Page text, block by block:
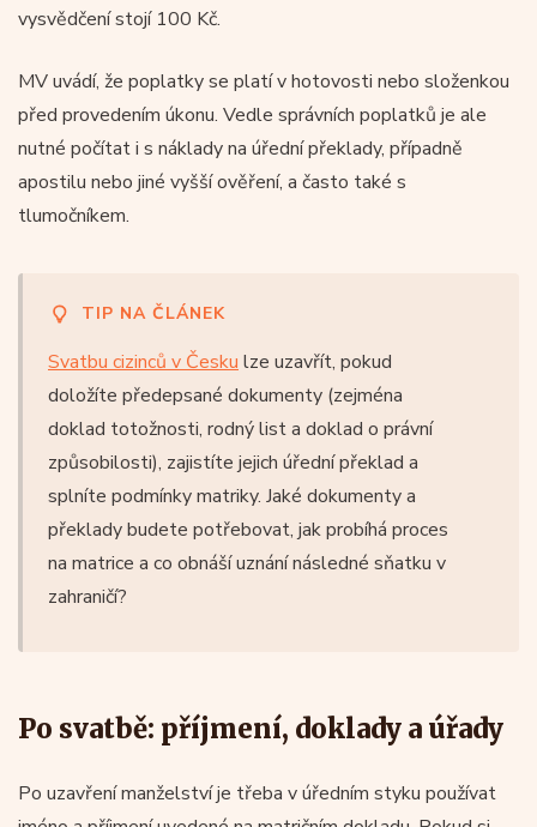
vysvědčení stojí 100 Kč.
MV uvádí, že poplatky se platí v hotovosti nebo složenkou
před provedením úkonu. Vedle správních poplatků je ale
nutné počítat i s náklady na úřední překlady, případně
apostilu nebo jiné vyšší ověření, a často také s
tlumočníkem.
TIP NA ČLÁNEK
Svatbu cizinců v Česku lze uzavřít, pokud
doložíte předepsané dokumenty (zejména
doklad totožnosti, rodný list a doklad o právní
způsobilosti), zajistíte jejich úřední překlad a
splníte podmínky matriky. Jaké dokumenty a
překlady budete potřebovat, jak probíhá proces
na matrice a co obnáší uznání následné sňatku v
zahraničí?
Po svatbě: příjmení, doklady a úřady
Po uzavření manželství je třeba v úředním styku používat